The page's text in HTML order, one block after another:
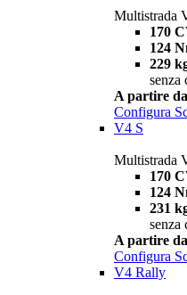
Multistrada
170
124
229
senza
A partire
Configura
V4 S
Multistrada
170
124
231
senza
A partire
Configura
V4 Rally